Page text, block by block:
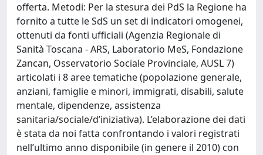
offerta. Metodi: Per la stesura dei PdS la Regione ha
fornito a tutte le SdS un set di indicatori omogenei,
ottenuti da fonti ufficiali (Agenzia Regionale di
Sanità Toscana - ARS, Laboratorio MeS, Fondazione
Zancan, Osservatorio Sociale Provinciale, AUSL 7)
articolati i 8 aree tematiche (popolazione generale,
anziani, famiglie e minori, immigrati, disabili, salute
mentale, dipendenze, assistenza
sanitaria/sociale/d’iniziativa). L’elaborazione dei dati
è stata da noi fatta confrontando i valori registrati
nell’ultimo anno disponibile (in genere il 2010) con